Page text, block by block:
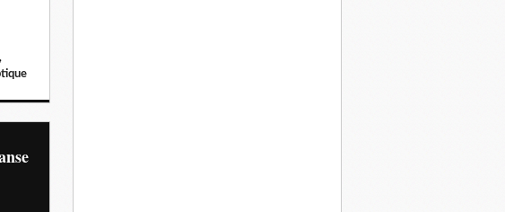
,